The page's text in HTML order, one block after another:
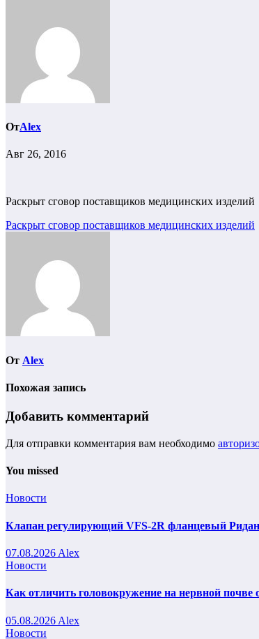
ОтAlex
Авг 26, 2016
Раскрыт сговор поставщиков медицинских изделий
Навигация
записям
Раскрыт сговор поставщиков медицинских изделий
От Alex
Похожая запись
Добавить комментарий
Для отправки комментария вам необходимо
You missed
Новости
Клапан регулирующий VFS-2R фланцевый
07.08.2026 Alex
Новости
Как отличить головокружение на нервной почве
05.08.2026 Alex
Новости